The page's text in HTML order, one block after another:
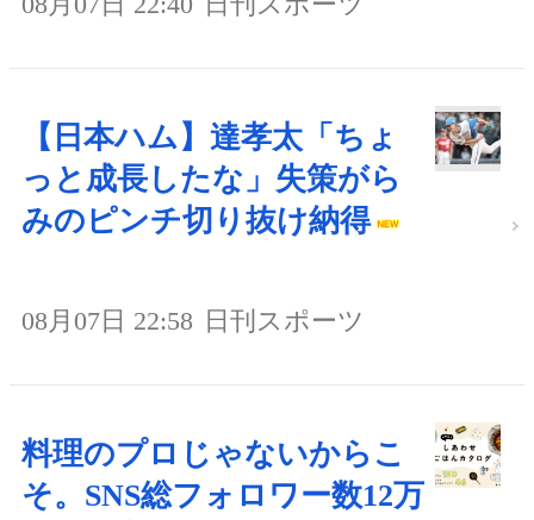
【日本ハム】達孝太「ちょ
っと成長したな」失策がら
みのピンチ切り抜け納得
08月07日 22:58 日刊スポーツ
料理のプロじゃないからこ
そ。SNS総フォロワー数12万